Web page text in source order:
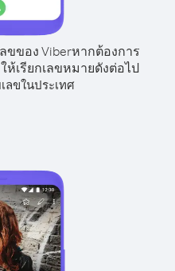
ขของ Viberหากต้องการ
ห้เรียกเลขหมายดังต่อไป
ลขในประเทศ